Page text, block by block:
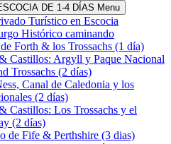
DE 1-4 DÍAS Menu
Turístico en Escocia
Histórico caminando
Forth & los Trossachs (1 día)
Castillos: Argyll y Paque Nacional
Trossachs (2 días)
Canal de Caledonia y los
(2 días)
Castillos: Los Trossachs y el
(2 días)
de Fife & Perthshire (3 dias)